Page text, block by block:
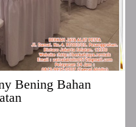
Bening Bahan